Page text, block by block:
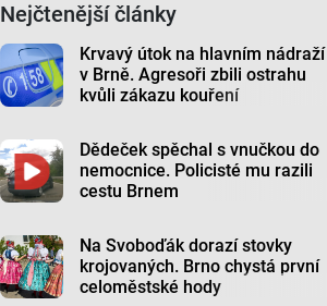
Nejčtenější články
Krvavý útok na hlavním nádraží
v Brně. Agresoři zbili ostrahu
kvůli zákazu kouření
Dědeček spěchal s vnučkou do
nemocnice. Policisté mu razili
cestu Brnem
Na Svoboďák dorazí stovky
krojovaných. Brno chystá první
celoměstské hody